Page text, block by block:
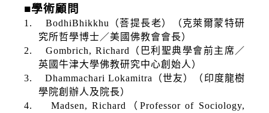
■學術顧問
1. BodhiBhikkhu （菩提長老）（克萊爾蒙特研
究所哲學博士／美國佛教會會長）
2.
Gombrich, Richard （巴利聖典學會前主席／
英國牛津大學佛教研究中心創始人）
3.
Dhammachari Lokamitra
（世友）（印度龍樹
學院創辦人及院長）
4.
Madsen, Richard （ Professor of Sociology,